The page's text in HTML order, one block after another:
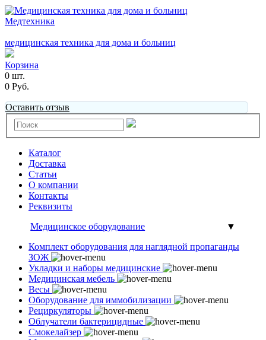
Медтехника
медицинская техника для дома и больниц
Корзина
0 шт.
0 Руб.
Оставить отзыв
Каталог
Доставка
Статьи
О компании
Контакты
Реквизиты
Медицинское оборудование
▼
Комплект оборудования для наглядной пропаганды
ЗОЖ
Укладки и наборы медицинские
Медицинская мебель
Весы
Оборудование для иммобилизации
Рециркуляторы
Облучатели бактерицидные
Смокелайзер